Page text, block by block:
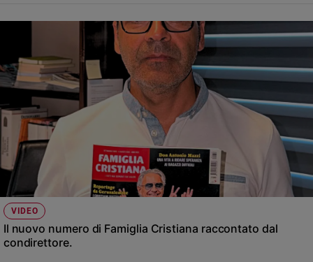
VIDEO
Il nuovo numero di Famiglia Cristiana raccontato dal
condirettore.